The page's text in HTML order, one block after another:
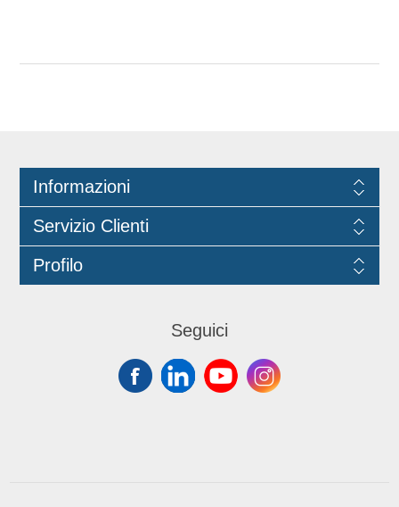
Informazioni
Servizio Clienti
Profilo
Seguici